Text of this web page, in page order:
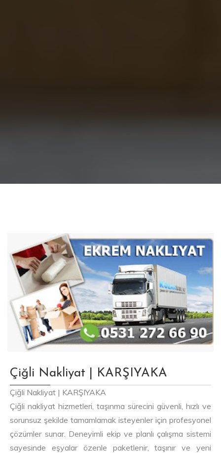
Çiğli Nakliyat | KARŞIYAKA
Çiğli Nakliyat | KARŞIYAKA
Çiğli nakliyat hizmetleri, taşınma sürecini güvenli, hızlı ve
sorunsuz şekilde tamamlamak isteyenler için profesyonel
çözümler sunar. Deneyimli ekip ve planlı çalışma sistemi
sayesinde eşyalar özenle paketlenir, taşınır ve yeni